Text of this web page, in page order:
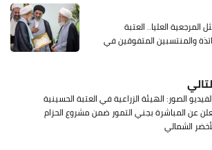
المرجعية العليا.. العتبة
والمنتسبين المتفوقين في
الصور: الهيئة الزراعية في العتبة الحسينية
عن المباشرة بجني التمور ضمن مشروع الحزام
الشمالي